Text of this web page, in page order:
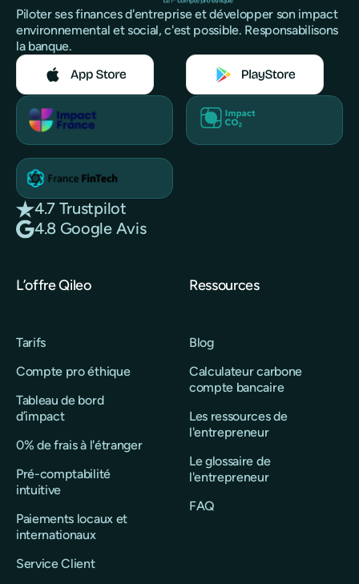
Piloter ses finances d'entreprise et développer son impact
environnemental et social, c'est possible. Responsabilisons
la banque.
4.7 Trustpilot
4.8 Google Avis
L’offre Qileo
Tarifs
Compte pro éthique
Tableau de bord
d’impact
0% de frais à l'étranger
Pré-comptabilité
intuitive
Paiements locaux et
internationaux
Service Client
Ressources
Blog
Calculateur carbone
compte bancaire
Les ressources de
l'entrepreneur
Le glossaire de
l'entrepreneur
FAQ